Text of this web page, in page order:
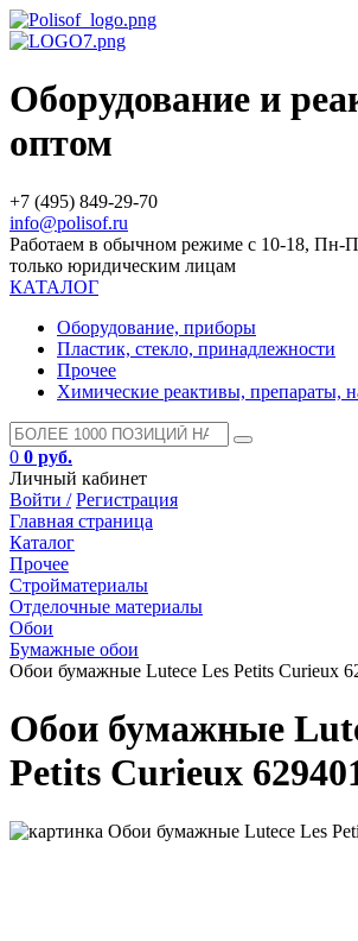
Оборудование и
оптом
+7 (495) 849-29-70
info@polisof.ru
Работаем в обычном режиме с 10-18, Пн-
только юридическим лицам
КАТАЛОГ
Оборудование, приборы
Пластик, стекло, принадлежности
Прочее
Химические реактивы, препараты,
0 0 руб.
Личный кабинет
Войти / Регистрация
Главная страница
Каталог
Прочее
Стройматериалы
Отделочные материалы
Обои
Бумажные обои
Обои бумажные Lutece Les Petits Curieux
Обои бумажные
Petits Curieux